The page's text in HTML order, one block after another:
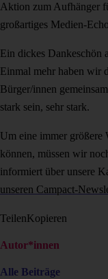
Aktion zum Aufhänger
großartiges Medien-
Ein dickes Dankeschön
Einmal mehr haben wir
Bürger/innen
stark sein, sehr stark.
Um eine immer größere
können, müssen wir
informiert über unsere
unseren Campact-
TeilenKopieren
Autor*innen
Alle Beiträge